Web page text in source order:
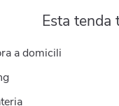
Esta tenda
a domicili